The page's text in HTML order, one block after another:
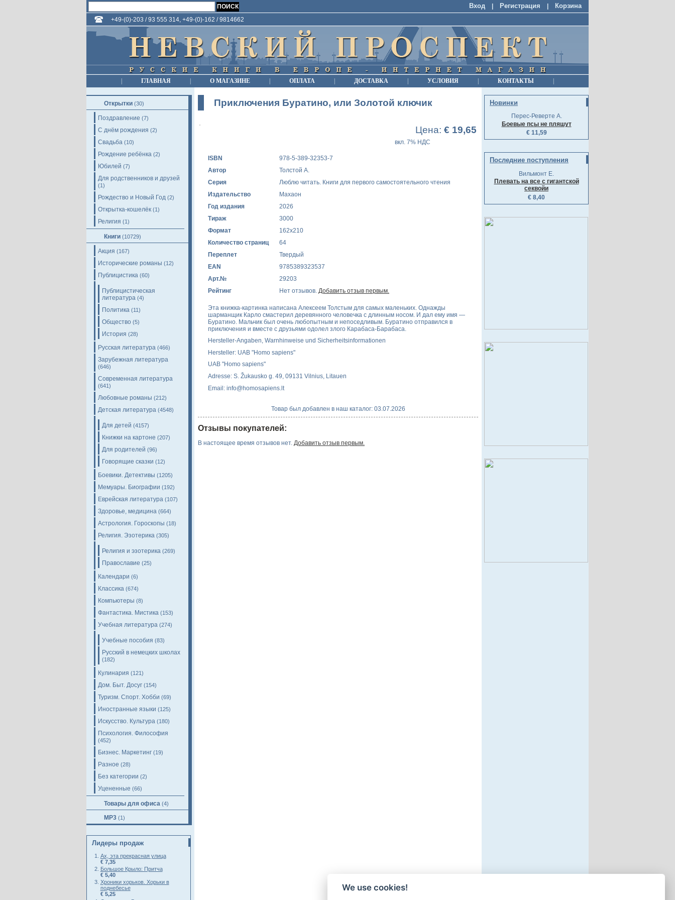
Вход Регистрация Корзина
+49-(0)-203 / 93 555 314, +49-(0)-162 / 9814662
ГЛАВНАЯ О МАГАЗИНЕ ОПЛАТА ДОСТАВКА УСЛОВИЯ КОНТАКТЫ
Открытки (30)
Поздравление (7)
С днём рождения (2)
Свадьба (10)
Рождение ребёнка (2)
Юбилей (7)
Для родственников и друзей
(1)
Рождество и Новый Год (2)
Открытка-кошелёк (1)
Религия (1)
Книги (10729)
Акция (167)
Исторические романы (12)
Публицистика (60)
Публицистическая
литература (4)
Политика (11)
Общество (5)
История (28)
Русская литература (466)
Зарубежная литература
(646)
Современная литература
(641)
Любовные романы (212)
Детская литература (4548)
Для детей (4157)
Книжки на картоне (207)
Для родителей (96)
Говорящие сказки (12)
Боевики. Детективы (1205)
Мемуары. Биографии (192)
Еврейская литература (107)
Здоровье, медицина (664)
Астрология. Гороскопы (18)
Религия. Эзотерика (305)
Религия и эзотерика (269)
Православие (25)
Календари (6)
Классика (674)
Компьютеры (8)
Фантастика. Мистика (153)
Учебная литература (274)
Учебные пособия (83)
Русский в немецких школах
(182)
Кулинария (121)
Дом. Быт. Досуг (154)
Туризм. Спорт. Хобби (69)
Иностранные языки (125)
Искусство. Культура (180)
Психология. Философия
(452)
Бизнес. Маркетинг (19)
Разное (28)
Без категории (2)
Уцененные (66)
Товары для офиса (4)
MP3 (1)
Лидеры продаж
Ах, эта прекрасная улица
€ 7,35
Большое Крыло: Притча
€ 5,40
Хроники хорьков. Хорьки в
поднебесье
€ 5,25
Приключения Буратино, или Золотой ключик
Цена: € 19,65
вкл. 7% НДС
ISBN
978-5-389-32353-7
Автор
Толстой А.
Серия
Люблю читать. Книги для первого самостоятельного чтения
Издательство
Махаон
Год издания
2026
Тираж
3000
Формат
162х210
Количество страниц
64
Переплет
Твердый
EAN
9785389323537
Арт.№
29203
Рейтинг
Нет отзывов. Добавить отзыв первым.
Эта книжка-картинка написана Алексеем Толстым для самых маленьких. Однажды
шарманщик Карло смастерил деревянного человечка с длинным носом. И дал ему имя —
Буратино. Мальчик был очень любопытным и непоседливым. Буратино отправился в
приключения и вместе с друзьями одолел злого Карабаса-Барабаса.
Hersteller-Angaben, Warnhinweise und Sicherheitsinformationen
Hersteller: UAB "Homo sapiens"
UAB "Homo sapiens"
Adresse: S. Žukausko g. 49, 09131 Vilnius, Litauen
Email: info@homosapiens.lt
Товар был добавлен в наш каталог: 03.07.2026
Отзывы покупателей:
В настоящее время отзывов нет. Добавить отзыв первым.
Новинки
Перес-Реверте А.
Боевые псы не пляшут
€ 11,59
Последние поступления
Вильмонт Е.
Плевать на все с гигантской
секвойи
€ 8,40
We use cookies!